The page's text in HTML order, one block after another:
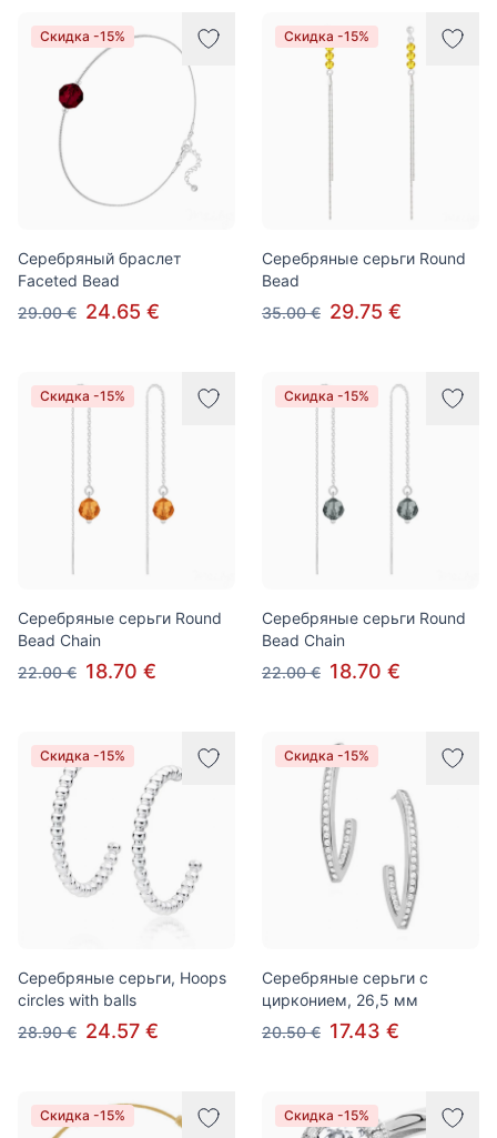
Скидка -15%
Серебряный браслет
Faceted Bead
29.00 € 24.65 €
Скидка -15%
Серебряные серьги Round
Bead
35.00 € 29.75 €
Скидка -15%
Серебряные серьги Round
Bead Chain
22.00 € 18.70 €
Скидка -15%
Серебряные серьги Round
Bead Chain
22.00 € 18.70 €
Скидка -15%
Серебряные серьги, Hoops
circles with balls
28.90 € 24.57 €
Скидка -15%
Серебряные серьги с
цирконием, 26,5 мм
20.50 € 17.43 €
Скидка -15% Скидка -15%